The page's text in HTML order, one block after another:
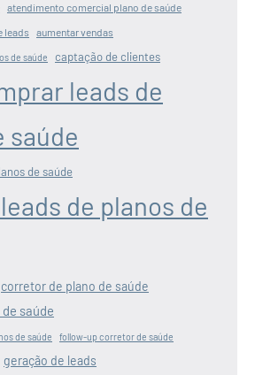
atendimento comercial plano de saúde
leads
aumentar vendas
de saúde captação de clientes
leads de
saúde
de saúde
de planos de
corretor de plano de saúde
saúde
de saúde follow-up corretor de saúde
geração de leads